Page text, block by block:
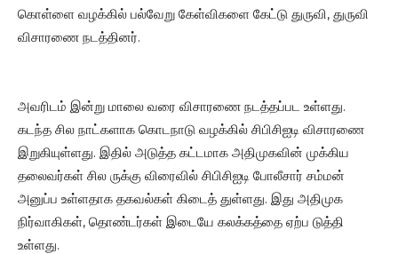
கொள்ளை வழக்கில் பல்வேறு கேள்விகளை கேட்டு துருவி, துருவி
விசாரணை நடத்தினர்.
அவரிடம் இன்று மாலை வரை விசாரணை நடத்தப்பட உள்ளது.
கடந்த சில நாட்களாக கொடநாடு வழக்கில் சிபிசிஐடி விசாரணை
இறுகியுள்ளது. இதில் அடுத்த கட்டமாக அதிமுகவின் முக்கிய
தலைவர்கள் சில ருக்கு விரைவில் சிபிசிஐடி போலீசார் சம்மன்
அனுப்ப உள்ளதாக தகவல்கள் கிடைத் துள்ளது. இது அதிமுக
நிர்வாகிகள், தொண்டர்கள் இடையே கலக்கத்தை ஏற்ப டுத்தி
உள்ளது.